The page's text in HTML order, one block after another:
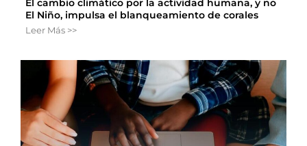
El cambio climático por la actividad humana, y no
El Niño, impulsa el blanqueamiento de corales
Leer Más >>